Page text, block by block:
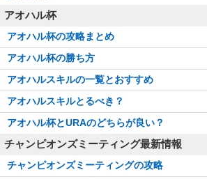
アオハル杯
アオハル杯の攻略まとめ
アオハル杯の勝ち方
アオハルスキルの一覧とおすすめ
アオハルスキルとるべき？
アオハル杯とURAのどちらが良い？
チャンピオンズミーティング最新情報
チャンピオンズミーティングの攻略